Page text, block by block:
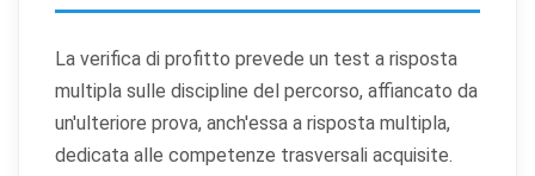
La verifica di profitto prevede un test a risposta
multipla sulle discipline del percorso, affiancato da
un'ulteriore prova, anch'essa a risposta multipla,
dedicata alle competenze trasversali acquisite.
preferenze
tutti